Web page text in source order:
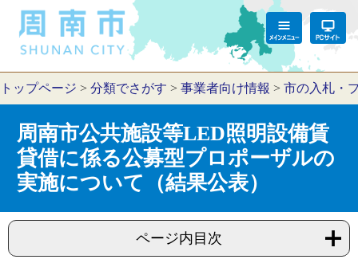
トップページ > 分類でさがす > 事業者向け情報 > 市の入札・
周南市公共施設等LED照明設備賃
貸借に係る公募型プロポーザルの
実施について（結果公表）
ページ内目次